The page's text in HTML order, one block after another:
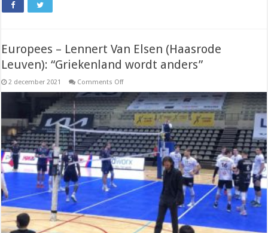
Europees – Lennert Van Elsen (Haasrode
Leuven): “Griekenland wordt anders”
2 december 2021 Comments Offon
–
Lennert
Van
Elsen
(Haasrode
Leuven):
“Griekenland
wordt
anders”